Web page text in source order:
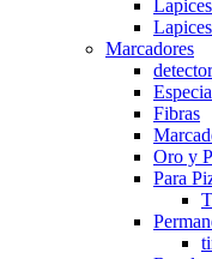
Marcadores
detector
Fibras
Oro y
Para